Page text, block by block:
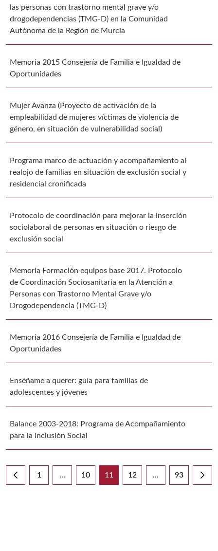
las personas con trastorno mental grave y/o
drogodependencias (TMG-D) en la Comunidad
Autónoma de la Región de Murcia
Memoria 2015 Consejería de Familia e Igualdad de
Oportunidades
Mujer Avanza (Proyecto de activación de la
empleabilidad de mujeres víctimas de violencia de
género, en situación de vulnerabilidad social)
Programa marco de actuación y acompañamiento al
realojo de familias en situación de exclusión social y
residencial cronificada
Protocolo de coordinación para mejorar la inserción
sociolaboral de personas en situación o riesgo de
exclusión social
Memoria Formación equipos base 2017. Protocolo
de Coordinación Sociosanitaria en la Atención a
Personas con Trastorno Mental Grave y/o
Drogodependencia (TMG-D)
Memoria 2016 Consejería de Familia e Igualdad de
Oportunidades
Enséñame a querer: guía para familias de
adolescentes y jóvenes
Balance 2003-2018: Programa de Acompañamiento
para la Inclusión Social
Página
1 ...
Páginas intermedias Use TAB para
Página
10
Página
11
Página
12 ...
PáginasPágina
93